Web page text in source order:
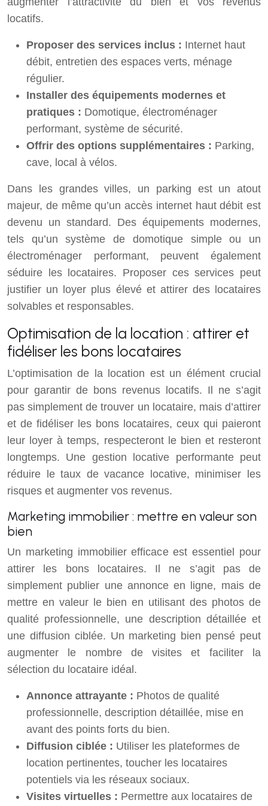
locatifs.
Proposer des services inclus : Internet haut
débit, entretien des espaces verts, ménage
régulier.
Installer des équipements modernes et
pratiques : Domotique, électroménager
performant, système de sécurité.
Offrir des options supplémentaires : Parking,
cave, local à vélos.
Dans les grandes villes, un parking est un atout
majeur, de même qu’un accès internet haut débit est
devenu un standard. Des équipements modernes,
tels qu’un système de domotique simple ou un
électroménager performant, peuvent également
séduire les locataires. Proposer ces services peut
justifier un loyer plus élevé et attirer des locataires
solvables et responsables.
Optimisation de la location : attirer et
fidéliser les bons locataires
L’optimisation de la location est un élément crucial
pour garantir de bons revenus locatifs. Il ne s’agit
pas simplement de trouver un locataire, mais d’attirer
et de fidéliser les bons locataires, ceux qui paieront
leur loyer à temps, respecteront le bien et resteront
longtemps. Une gestion locative performante peut
réduire le taux de vacance locative, minimiser les
risques et augmenter vos revenus.
Marketing immobilier : mettre en valeur son
bien
Un marketing immobilier efficace est essentiel pour
attirer les bons locataires. Il ne s’agit pas de
simplement publier une annonce en ligne, mais de
mettre en valeur le bien en utilisant des photos de
qualité professionnelle, une description détaillée et
une diffusion ciblée. Un marketing bien pensé peut
augmenter le nombre de visites et faciliter la
sélection du locataire idéal.
Annonce attrayante : Photos de qualité
professionnelle, description détaillée, mise en
avant des points forts du bien.
Diffusion ciblée : Utiliser les plateformes de
location pertinentes, toucher les locataires
potentiels via les réseaux sociaux.
Visites virtuelles : Permettre aux locataires de